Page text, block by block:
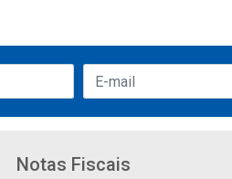
Notas Fiscais